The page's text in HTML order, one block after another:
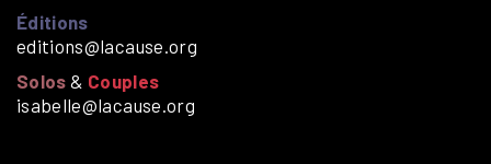
Éditions
editions@lacause.org
Solos & Couples
isabelle@lacause.org